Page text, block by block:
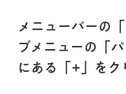
メニューバーの「
ブメニューの「
にある「+」をク